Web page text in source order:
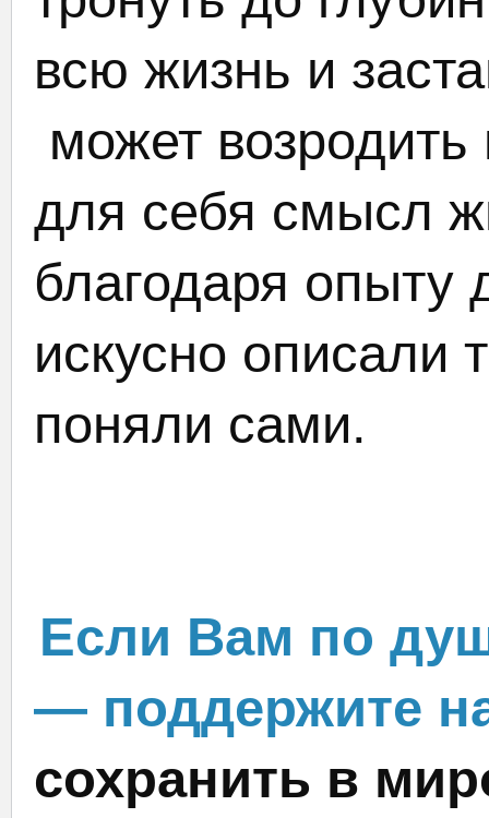
всю жизнь и
может возродить
для себя смысл
благодаря опыту
искусно описали
поняли сами.
Если Вам по
— поддержите
сохранить в